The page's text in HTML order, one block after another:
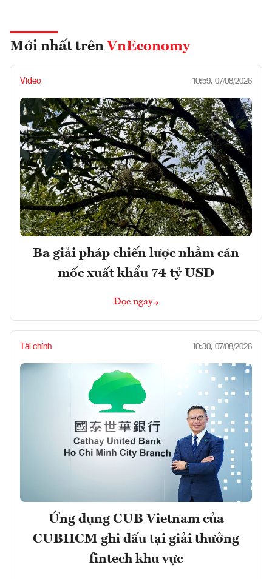
Mới nhất trên VnEconomy
Video 10:59, 07/08/2026
Ba giải pháp chiến lược nhằm cán
mốc xuất khẩu 74 tỷ USD
Đọc ngay
Tài chính 10:30, 07/08/2026
Ứng dụng CUB Vietnam của
CUBHCM ghi dấu tại giải thưởng
fintech khu vực